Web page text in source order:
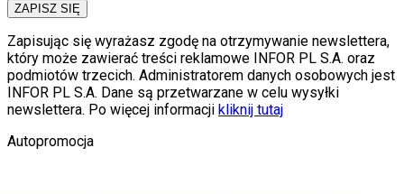
ZAPISZ SIĘ
Zapisując się wyrażasz zgodę na otrzymywanie newslettera,
który może zawierać treści reklamowe INFOR PL S.A. oraz
podmiotów trzecich. Administratorem danych osobowych jest
INFOR PL S.A. Dane są przetwarzane w celu wysyłki
newslettera. Po więcej informacji kliknij tutaj
Autopromocja